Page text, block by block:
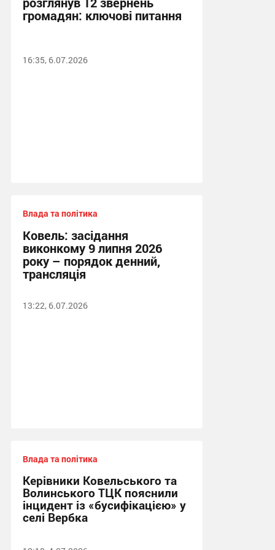
громадян: ключові питання
16:35, 6.07.2026
Влада та політика
Ковель: засідання
виконкому 9 липня 2026
року – порядок денний,
трансляція
13:22, 6.07.2026
Влада та політика
Керівники Ковельського та
Волинського ТЦК пояснили
інцидент із «бусифікацією» у
селі Вербка